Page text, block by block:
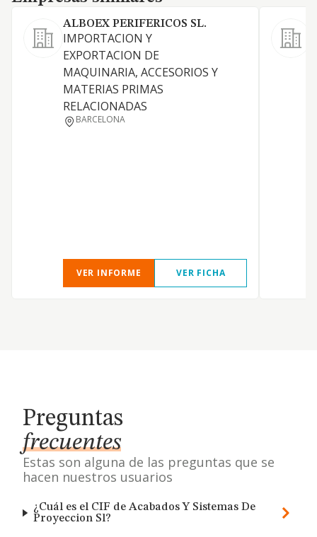
ALBOEX PERIFERICOS SL.
IMPORTACION Y
EXPORTACION DE
MAQUINARIA, ACCESORIOS Y
MATERIAS PRIMAS
RELACIONADAS
BARCELONA
VER INFORME VER FICHA
Preguntas
frecuentes
Estas son alguna de las preguntas que se
hacen nuestros usuarios
¿Cuál es el CIF de Acabados Y Sistemas De
Proyeccion Sl?